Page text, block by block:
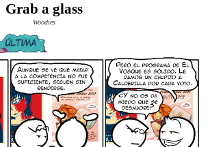
Grab a glass
Woodies